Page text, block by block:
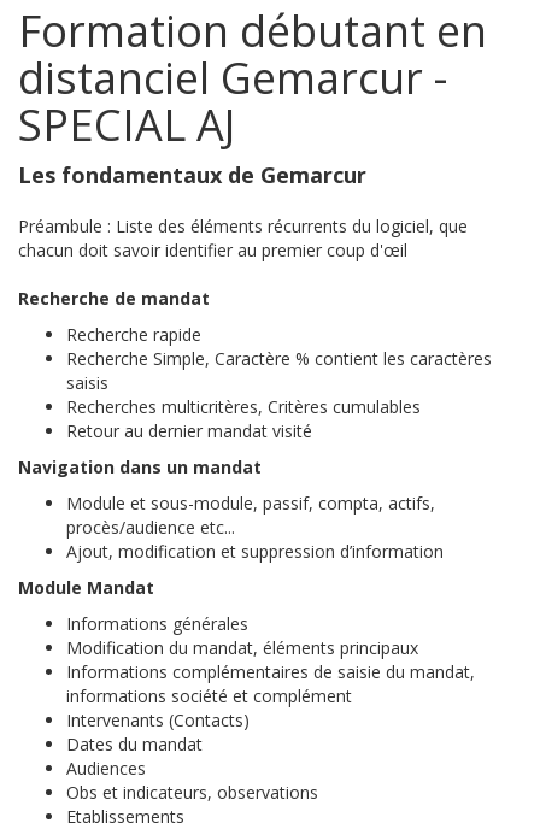
Formation débutant en
distanciel Gemarcur -
SPECIAL AJ
Les fondamentaux de Gemarcur
Préambule : Liste des éléments récurrents du logiciel, que
chacun doit savoir identifier au premier coup d'œil
Recherche de mandat
Recherche rapide
Recherche Simple, Caractère % contient les caractères
saisis
Recherches multicritères, Critères cumulables
Retour au dernier mandat visité
Navigation dans un mandat
Module et sous-module, passif, compta, actifs,
procès/audience etc...
Ajout, modification et suppression d’information
Module Mandat
Informations générales
Modification du mandat, éléments principaux
Informations complémentaires de saisie du mandat,
informations société et complément
Intervenants (Contacts)
Dates du mandat
Audiences
Obs et indicateurs, observations
Etablissements